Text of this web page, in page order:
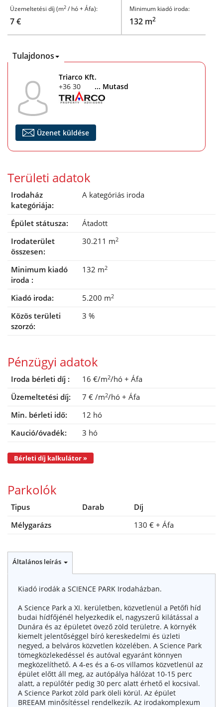
Üzemeltetési díj (m2 / hó + Áfa):
7 €
Minimum kiadó iroda:
132 m2
Tulajdonos
Triarco Kft.
+36 30 203 2304... Mutasd
Üzenet küldése
Területi adatok
Irodaház
kategóriája:
A kategóriás iroda
Épület státusza:
Átadott
Irodaterület
összesen:
30.211 m2
Minimum kiadó
iroda :
132 m2
Kiadó iroda: 5.200 m2
Közös területi
szorzó:
3 %
Pénzügyi adatok
Iroda bérleti díj : 16 €/m2/hó + Áfa
Üzemeltetési díj:
7 € /m2/hó + Áfa
Min. bérleti idő:
12 hó
Kaució/óvadék:
3 hó
Bérleti díj kalkulátor »
Parkolók
Tipus Darab
Díj
Mélygarázs
130 € + Áfa
Általános leírás
Kiadó irodák a SCIENCE PARK Irodaházban.
A Science Park a XI. kerületben, közvetlenül a Petőfi híd
budai hídfőjénél helyezkedik el, nagyszerű kilátással a
Dunára és az épületet övező zöld területre. A környék
kiemelt jelentőséggel bíró kereskedelmi és üzleti
negyed, a belváros közvetlen közelében. A Science Park
tömegközlekedéssel és autóval egyaránt könnyen
megközelíthető. A 4-es és a 6-os villamos közvetlenül az
épület előtt áll meg, az autópálya hálózat 10-15 perc
alatt, a repülőtér pedig 30 perc alatt érhető el kocsival.
A Science Parkot zöld park öleli körül. Az épület
BREEAM minősítéssel rendelkezik. Az irodakomplexum